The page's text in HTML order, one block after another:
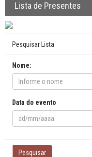
Lista de Presentes
Pesquisar Lista
Nome:
Data do evento
Pesquisar